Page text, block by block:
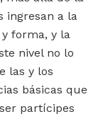
ingresan a la
forma, y la
nivel no lo
las y los
básicas que
partícipes